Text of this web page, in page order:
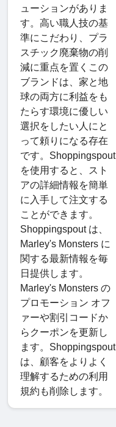
ューションがありま
す。高い職人技の基
準にこだわり、プラ
スチック廃棄物の削
減に重点を置くこの
ブランドは、家と地
球の両方に利益をも
たらす環境に優しい
選択をしたい人にと
って頼りになる存在
です。Shoppingspout
を使用すると、スト
アの詳細情報を簡単
に入手して注文する
ことができます。
Shoppingspout は、
Marley's Monsters に
関する最新情報を毎
日提供します。
Marley's Monsters の
プロモーション オフ
ァーや割引コードか
らクーポンを更新し
ます。Shoppingspout
は、顧客をよりよく
理解するための利用
規約も削除します。